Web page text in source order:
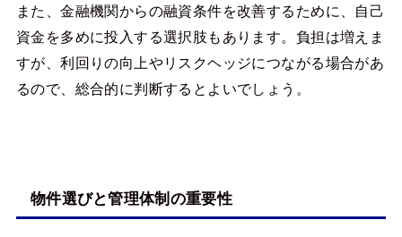
また、金融機関からの融資条件を改善するために、自己
資金を多めに投入する選択肢もあります。負担は増えま
すが、利回りの向上やリスクヘッジにつながる場合があ
るので、総合的に判断するとよいでしょう。
物件選びと管理体制の重要性